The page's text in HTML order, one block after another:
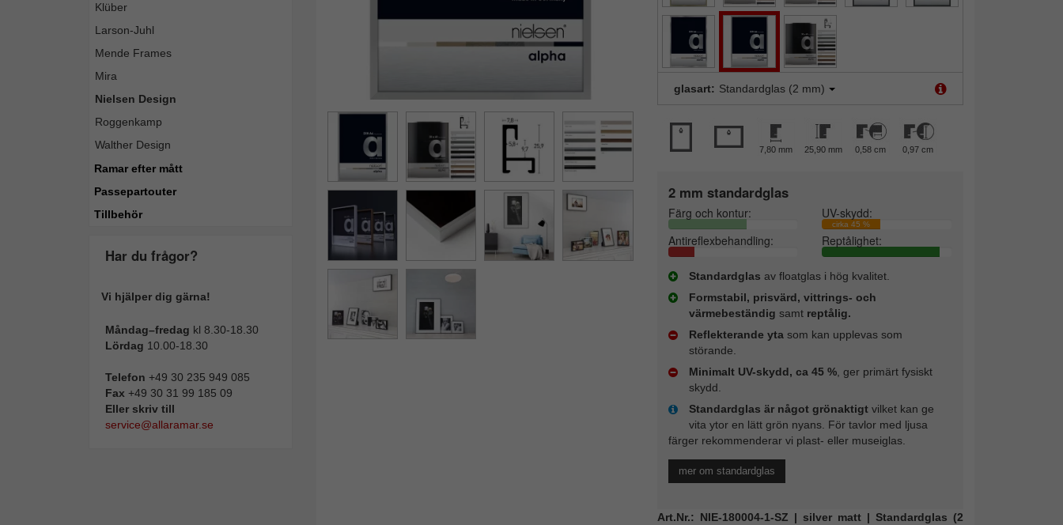
Klüber
Larson-Juhl
Mende Frames
Mira
Nielsen Design
Roggenkamp
Walther Design
Ramar efter mått
Passepartouter
Tillbehör
Har du frågor?
Vi hjälper dig gärna!
Måndag–fredag kl 8.30-18.30
Lördag 10.00-18.30
Telefon +49 30 235 949 085
Fax +49 30 31 99 185 09
Eller skriv till
service@allaramar.se
glasart: Standardglas (2 mm)
7,80 mm 25,90 mm 0,58 cm 0,97 cm
2 mm standardglas
Färg och kontur: UV-skydd:
cirka 45 %
Antireflexbehandling: Reptålighet:
Standardglas av floatglas i hög kvalitet.
Formstabil, prisvärd, vittrings- och
värmebeständig samt reptålig.
Reflekterande yta som kan upplevas som
störande.
Minimalt UV-skydd, ca 45 %, ger primärt fysiskt
skydd.
Standardglas är något grönaktigtvilket kan ge
vita ytor en lätt grön nyans. För tavlor med ljusa
färger rekommenderar vi plast- eller museiglas.
mer om standardglas
Art.Nr.: NIE-180004-1-SZ | silver matt | Standardglas (2